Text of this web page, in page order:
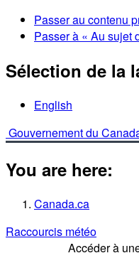
Passer au contenu
Passer à « Au sujet
Sélection de la
English
Gouvernement du
You are here:
Canada.ca
Raccourcis météo
Accéder à